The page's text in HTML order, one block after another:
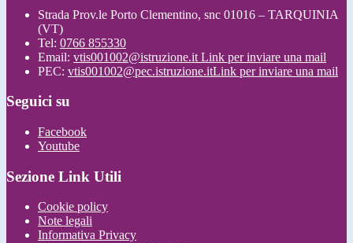
Strada Prov.le Porto Clementino, snc 01016 – TARQUINIA
(VT)
Tel: 0766 855330
Email: vtis001002@istruzione.it Link per inviare una mail
PEC: vtis001002@pec.istruzione.itLink per inviare una mail
Seguici su
Facebook
Youtube
Sezione Link Utili
Cookie policy
Note legali
Informativa Privacy